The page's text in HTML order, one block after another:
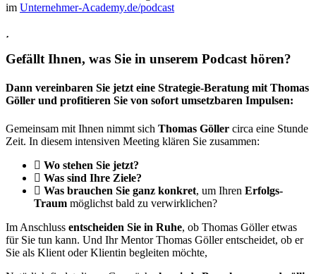
im Unternehmer-Academy.de/podcast
Gefällt Ihnen, was Sie in unserem Podcast hören?
Dann vereinbaren Sie jetzt eine Strategie-Beratung mit Thomas
Göller und profitieren Sie von sofort umsetzbaren Impulsen:
Gemeinsam mit Ihnen nimmt sich Thomas Göller circa eine Stunde
Zeit. In diesem intensiven Meeting klären Sie zusammen:
Wo stehen Sie jetzt?
Was sind Ihre Ziele?
Was brauchen Sie ganz konkret, um Ihren Erfolgs-
Traum möglichst bald zu verwirklichen?
Im Anschluss entscheiden Sie in Ruhe, ob Thomas Göller etwas
für Sie tun kann. Und Ihr Mentor Thomas Göller entscheidet, ob er
Sie als Klient oder Klientin begleiten möchte,